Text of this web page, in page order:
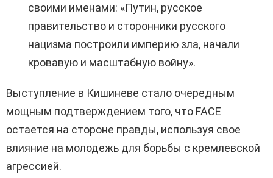
своими именами: «Путин, русское
правительство и сторонники русского
нацизма построили империю зла, начали
кровавую и масштабную войну».
Выступление в Кишиневе стало очередным
мощным подтверждением того, что FACE
остается на стороне правды, используя свое
влияние на молодежь для борьбы с кремлевской
агрессией.